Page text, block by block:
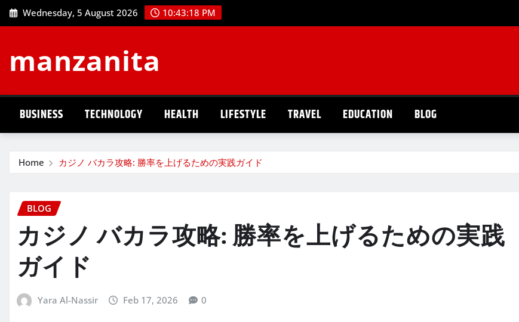
Skip
to
Wednesday, 5 August 2026 10:43:19 PM
manzanita
BUSINESS TECHNOLOGY HEALTH LIFESTYLE TRAVEL EDUCATION BLOG
Home カジノ バカラ攻略: 勝率を上げるための実践ガイド
BLOG
カジノ バカラ攻略: 勝率を上げるための実践
ガイド
Yara Al-Nassir Feb 17, 2026 0